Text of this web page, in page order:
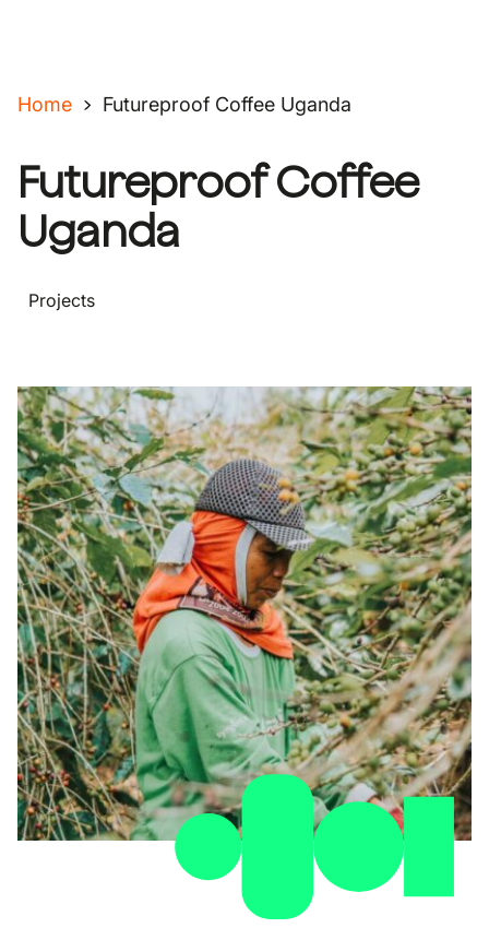
Home Futureproof Coffee Uganda
Futureproof Coffee
Uganda
Projects